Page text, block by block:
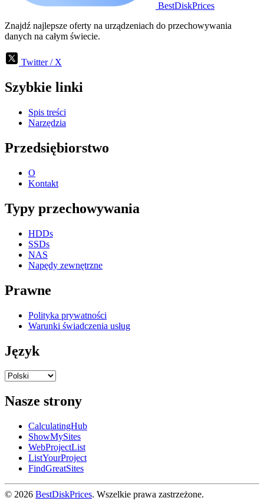
BestDiskPrices
Znajdź najlepsze oferty na urządzeniach do przechowywania
danych na całym świecie.
Twitter / X
Szybkie linki
Spis treści
Narzędzia
Przedsiębiorstwo
O
Kontakt
Typy przechowywania
HDDs
SSDs
NAS
Napędy zewnętrzne
Prawne
Polityka prywatności
Warunki świadczenia usług
Język
Nasze strony
CalculatingHub
ShowMySites
WebProjectList
ListYourProject
FindGreatSites
© 2026 BestDiskPrices. Wszelkie prawa zastrzeżone.